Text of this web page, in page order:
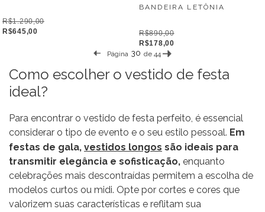
R$1.290,00
R$645,00
BANDEIRA LETÔNIA
R$890,00
R$178,00
Página
de 44
Como escolher o vestido de festa
ideal?
Para encontrar o vestido de festa perfeito, é essencial
considerar o tipo de evento e o seu estilo pessoal. Em
festas de gala, vestidos longos são ideais para
transmitir elegância e sofisticação, enquanto
celebrações mais descontraídas permitem a escolha de
modelos curtos ou midi. Opte por cortes e cores que
valorizem suas características e reflitam sua